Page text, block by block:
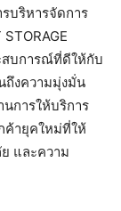
บริหารจัดการ
สบการณ์ที่ดีให้กับ
ถึงความมุ่งมั่น
การให้บริการ
ค้ายุคใหม่ที่ให้
และความ